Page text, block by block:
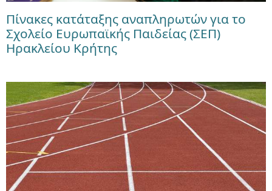
Πίνακες κατάταξης αναπληρωτών για το
Σχολείο Ευρωπαϊκής Παιδείας (ΣΕΠ)
Ηρακλείου Κρήτης